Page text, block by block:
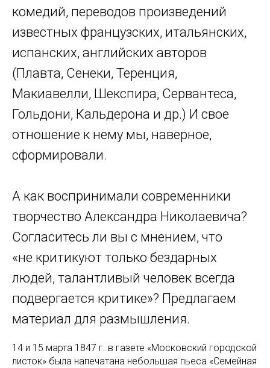
комедий, переводов произведений
известных французских, итальянских,
испанских, английских авторов
(Плавта, Сенеки, Теренция,
Макиавелли, Шекспира, Сервантеса,
Гольдони, Кальдерона и др.) И свое
отношение к нему мы, наверное,
сформировали.
А как воспринимали современники
творчество Александра Николаевича?
Согласитесь ли вы с мнением, что
«не критикуют только бездарных
людей, талантливый человек всегда
подвергается критике»? Предлагаем
материал для размышления.
14 и 15 марта 1847 г. в газете «Московский городской
листок» была напечатана небольшая пьеса «Семейная